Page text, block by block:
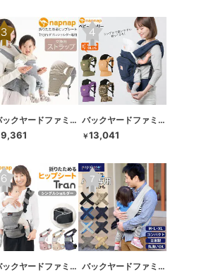
バックヤードファミリー
9,361
バックヤードファミリー
￥13,041
バックヤードファミリー バックヤードファミリー